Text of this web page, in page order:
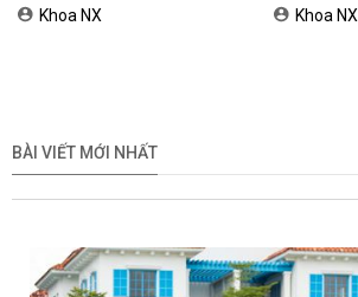
2026Khoa NX
NamKhoa NX
BÀI VIẾT MỚI NHẤT